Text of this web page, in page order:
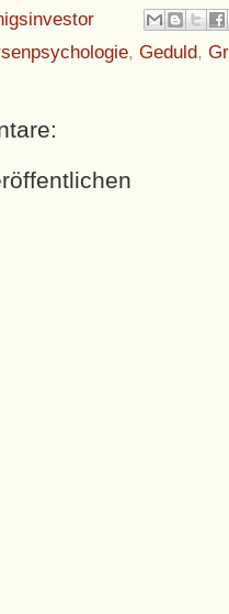
, Geduld,